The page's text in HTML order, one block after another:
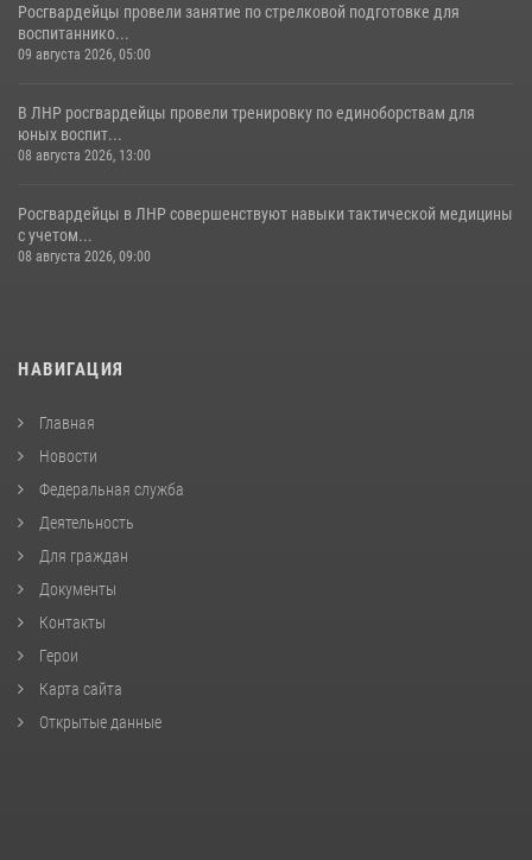
Росгвардейцы провели занятие по стрелковой подготовке для
воспитаннико...
09 августа 2026, 05:00
В ЛНР росгвардейцы провели тренировку по единоборствам для
юных воспит...
08 августа 2026, 13:00
Росгвардейцы в ЛНР совершенствуют навыки тактической медицины
с учетом...
08 августа 2026, 09:00
НАВИГАЦИЯ
Главная
Новости
Федеральная служба
Деятельность
Для граждан
Документы
Контакты
Герои
Карта сайта
Открытые данные